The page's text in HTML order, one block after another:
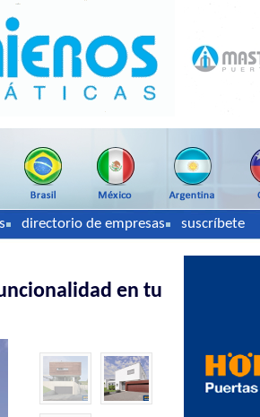
directorio de empresas suscríbete
en tu